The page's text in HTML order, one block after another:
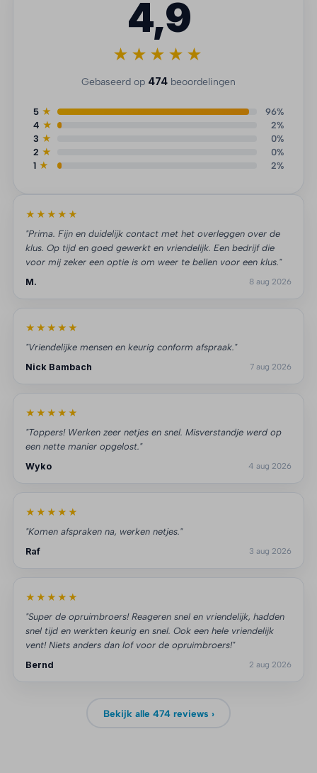
4,9
★★★★★
Gebaseerd op 474 beoordelingen
5 ★
96%
4 ★
2%
3 ★
0%
2 ★
0%
1 ★ 2%
★★★★★
"Prima. Fijn en duidelijk contact met het overleggen over de
klus. Op tijd en goed gewerkt en vriendelijk. Een bedrijf die
voor mij zeker een optie is om weer te bellen voor een klus."
M.
8 aug 2026
★★★★★
"Vriendelijke mensen en keurig conform afspraak."
Nick Bambach
7 aug 2026
★★★★★
"Toppers! Werken zeer netjes en snel. Misverstandje werd op
een nette manier opgelost."
Wyko
4 aug 2026
★★★★★
"Komen afspraken na, werken netjes."
Raf
3 aug 2026
★★★★★
"Super de opruimbroers! Reageren snel en vriendelijk, hadden
snel tijd en werkten keurig en snel. Ook een hele vriendelijk
vent! Niets anders dan lof voor de opruimbroers!"
Bernd
2 aug 2026
Bekijk alle 474 reviews ›